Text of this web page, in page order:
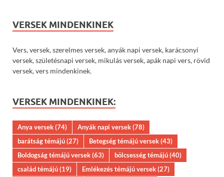
VERSEK MINDENKINEK
Vers, versek, szerelmes versek, anyák napi versek, karácsonyi
versek, születésnapi versek, mikulás versek, apák napi vers, rövid
versek, vers mindenkinek.
VERSEK MINDENKINEK:
Anya versek(74) Anyák napi versek(78)
barátság témájú(27) Betegség témájú versek(43)
Boldogság témájú versek(63) bölcsesség témájú(40)
család témájú(19) Emlékezés témájú versek(27)